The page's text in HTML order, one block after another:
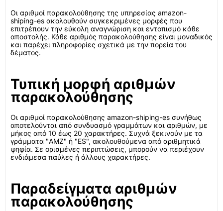
Οι αριθμοί παρακολούθησης της υπηρεσίας amazon-
shiping-es ακολουθούν συγκεκριμένες μορφές που
επιτρέπουν την εύκολη αναγνώριση και εντοπισμό κάθε
αποστολής. Κάθε αριθμός παρακολούθησης είναι μοναδικός
και παρέχει πληροφορίες σχετικά με την πορεία του
δέματος.
Τυπική μορφή αριθμών
παρακολούθησης
Οι αριθμοί παρακολούθησης amazon-shiping-es συνήθως
αποτελούνται από συνδυασμό γραμμάτων και αριθμών, με
μήκος από 10 έως 20 χαρακτήρες. Συχνά ξεκινούν με τα
γράμματα "AMZ" ή "ES", ακολουθούμενα από αριθμητικά
ψηφία. Σε ορισμένες περιπτώσεις, μπορούν να περιέχουν
ενδιάμεσα παύλες ή άλλους χαρακτήρες.
Παραδείγματα αριθμών
παρακολούθησης